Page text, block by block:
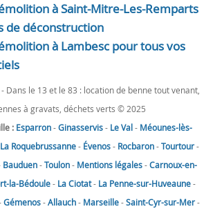
à Saint-Mitre-Les-Remparts
de déconstruction
à Lambesc pour tous vos
Dans le 13 et le 83 : location de benne tout venant,
à gravats, déchets verts © 2025
: Esparron-Ginasservis- Le Val- Méounes-lès-
La Roquebrussanne- Évenos- Rocbaron-Tourtour-
Bauduen-Toulon- Mentions légales-Carnoux-en-
la-Bédoule- La Ciotat- La Penne-sur-Huveaune-
Gémenos-Allauch- Marseille-Saint-Cyr-sur-Mer-